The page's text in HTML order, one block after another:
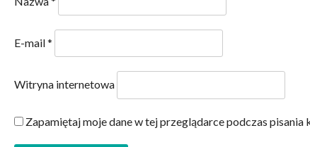
E-mail*
Witryna internetowa
Zapamiętaj moje dane w tej przeglądarce podczas pisania